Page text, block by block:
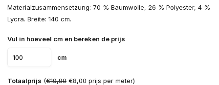
Materialzusammensetzung: 70 % Baumwolle, 26 % Polyester, 4 %
Lycra. Breite: 140 cm.
Vul in hoeveel cm en bereken de prijs
cm
Totaalprijs (€19,90 €8,00 prijs per meter)